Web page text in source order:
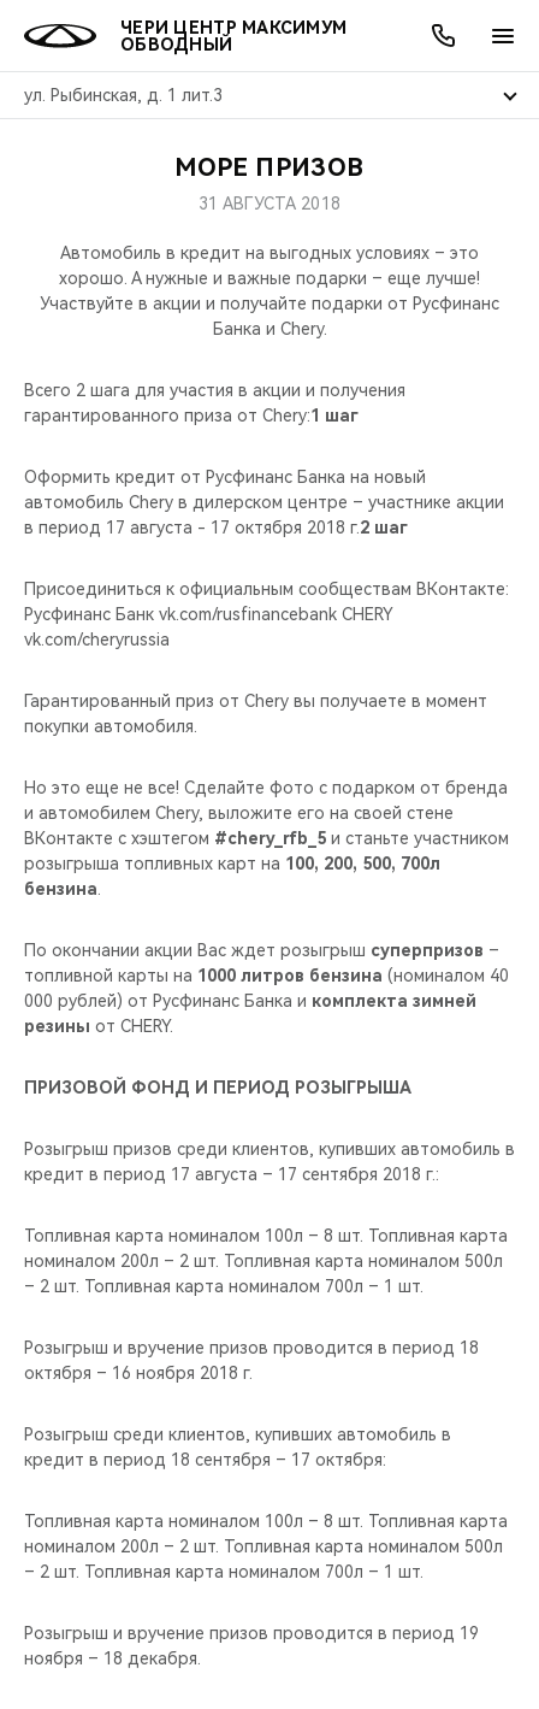
ЧЕРИ ЦЕНТР МАКСИМУМ
ОБВОДНЫЙ
ул. Рыбинская, д. 1 лит.3
МОДЕЛИ
КРОССОВЕРЫ
СЕДАНЫ
ПОКУПАТЕЛЯМ
КРЕДИТ И СТРАХОВАНИЕ
ВЛАДЕЛЬЦАМ
ЗАПЧАСТИ И АКСЕССУАРЫ
CHERY CONNECT
МИР CHERY
О БРЕНДЕ
ЛЮДИ CHERY
БЛАГОТВОРИТЕЛЬНОСТЬ
CHERY REMOTE
CHERY CONNECT
НАШИ МЕРОПРИЯТИЯ
ВИДЕООБЗОРЫ
CHERY ДЛЯ ДЕТЕЙ
АКЦИИ
ОНЛАЙН СЕРВИСЫ
КРЕДИТ
О КОМПАНИИ
МЫ В СОЦСЕТЯХ
МОРЕ ПРИЗОВ
31 АВГУСТА 2018
Автомобиль в кредит на выгодных условиях – это
хорошо. А нужные и важные подарки – еще лучше!
Участвуйте в акции и получайте подарки от Русфинанс
Банка и Chery.
Всего 2 шага для участия в акции и получения
гарантированного приза от Chery:1 шаг
Оформить кредит от Русфинанс Банка на новый
автомобиль Chery в дилерском центре – участнике акции
в период 17 августа - 17 октября 2018 г.2 шаг
Присоединиться к официальным сообществам ВКонтакте:
Русфинанс Банк vk.com/rusfinancebank CHERY
vk.com/cheryrussia
Гарантированный приз от Chery вы получаете в момент
покупки автомобиля.
Но это еще не все! Сделайте фото с подарком от бренда
и автомобилем Chery, выложите его на своей стене
ВКонтакте с хэштегом #chery_rfb_5 и станьте участником
розыгрыша топливных карт на 100, 200, 500, 700л
бензина
По окончании акции Вас ждет розыгрыш суперпризов –
топливной карты на 1000 литров бензина (номиналом 40
000 рублей) от Русфинанс Банка и комплекта зимней
резины от CHERY.
ПРИЗОВОЙ ФОНД И ПЕРИОД РОЗЫГРЫША
Розыгрыш призов среди клиентов, купивших автомобиль в
кредит в период 17 августа – 17 сентября 2018 г.:
Топливная карта номиналом 100л – 8 шт. Топливная карта
номиналом 200л – 2 шт. Топливная карта номиналом 500л
– 2 шт. Топливная карта номиналом 700л – 1 шт.
Розыгрыш и вручение призов проводится в период 18
октября – 16 ноября 2018 г.
Розыгрыш среди клиентов, купивших автомобиль в
кредит в период 18 сентября – 17 октября:
Топливная карта номиналом 100л – 8 шт. Топливная карта
номиналом 200л – 2 шт. Топливная карта номиналом 500л
– 2 шт. Топливная карта номиналом 700л – 1 шт.
Розыгрыш и вручение призов проводится в период 19
ноября – 18 декабря.